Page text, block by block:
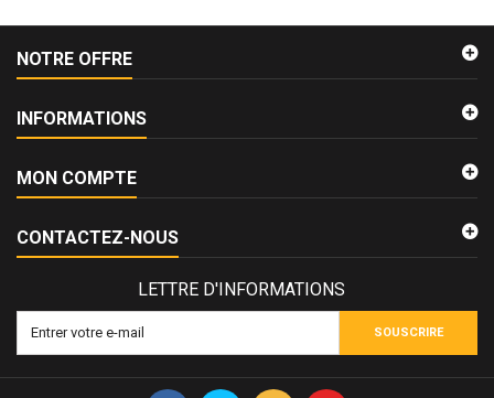
NOTRE OFFRE
INFORMATIONS
MON COMPTE
CONTACTEZ-NOUS
LETTRE D'INFORMATIONS
SOUSCRIRE